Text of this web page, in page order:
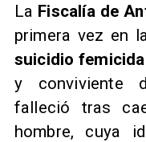
La Fiscalía de
primera vez en
suicidio femicida
y conviviente
falleció tras
hombre, cuya